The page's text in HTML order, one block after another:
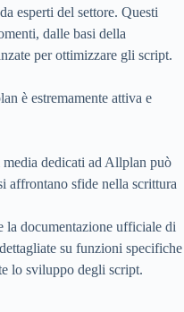
esperti del settore. Questi
dalle basi della
per ottimizzare gli script.
è estremamente attiva e
dedicati ad Allplan può
affrontano sfide nella scrittura
la documentazione ufficiale di
su funzioni specifiche
lo sviluppo degli script.